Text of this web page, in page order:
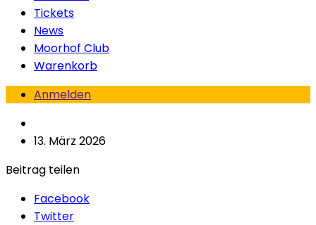
Tickets
News
Moorhof Club
Warenkorb
Anmelden
13. März 2026
Beitrag teilen
Facebook
Twitter